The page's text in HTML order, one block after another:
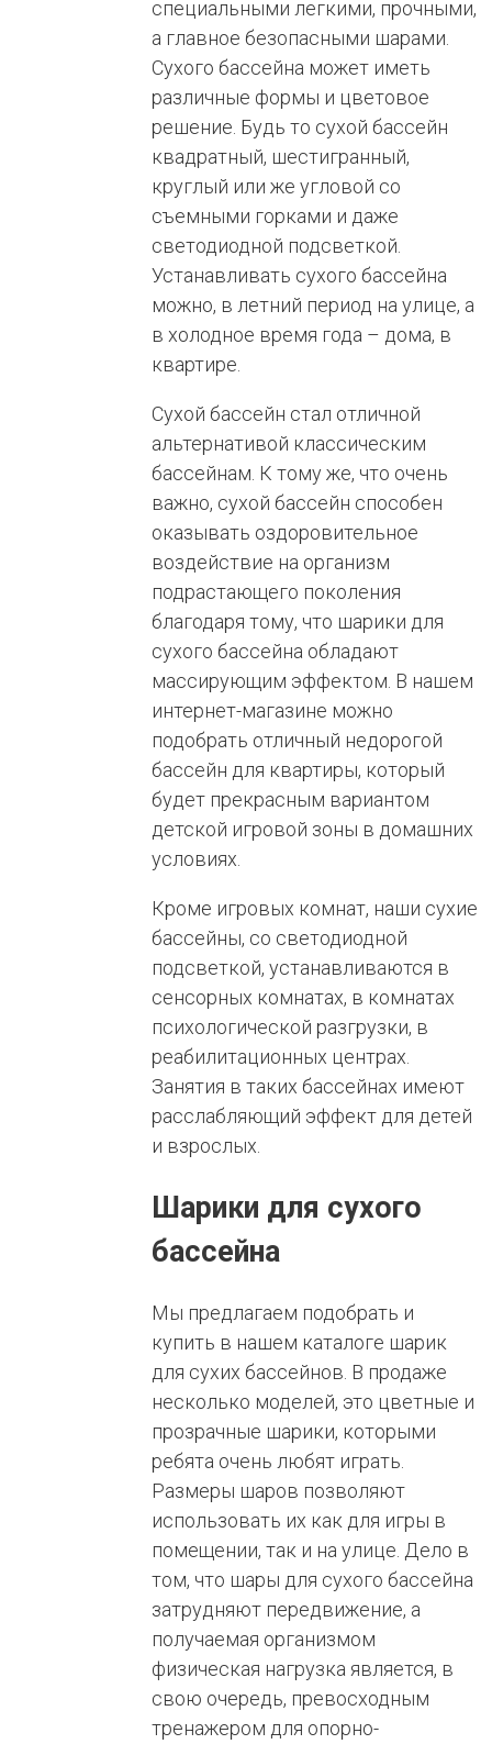
специальными легкими, прочными,
а главное безопасными шарами.
Сухого бассейна может иметь
различные формы и цветовое
решение. Будь то сухой бассейн
квадратный, шестигранный,
круглый или же угловой со
съемными горками и даже
светодиодной подсветкой.
Устанавливать сухого бассейна
можно, в летний период на улице, а
в холодное время года – дома, в
квартире.
Cухой бассейн стал отличной
альтернативой классическим
бассейнам. К тому же, что очень
важно, сухой бассейн способен
оказывать оздоровительное
воздействие на организм
подрастающего поколения
благодаря тому, что шарики для
сухого бассейна обладают
массирующим эффектом. В нашем
интернет-магазине можно
подобрать отличный недорогой
бассейн для квартиры, который
будет прекрасным вариантом
детской игровой зоны в домашних
условиях.
Кроме игровых комнат, наши сухие
бассейны, со светодиодной
подсветкой, устанавливаются в
сенсорных комнатах, в комнатах
психологической разгрузки, в
реабилитационных центрах.
Занятия в таких бассейнах имеют
расслабляющий эффект для детей
и взрослых.
Шарики для сухого
бассейна
Мы предлагаем подобрать и
купить в нашем каталоге шарик
для сухих бассейнов. В продаже
несколько моделей, это цветные и
прозрачные шарики, которыми
ребята очень любят играть.
Размеры шаров позволяют
использовать их как для игры в
помещении, так и на улице. Дело в
том, что шары для сухого бассейна
затрудняют передвижение, а
получаемая организмом
физическая нагрузка является, в
свою очередь, превосходным
тренажером для опорно-